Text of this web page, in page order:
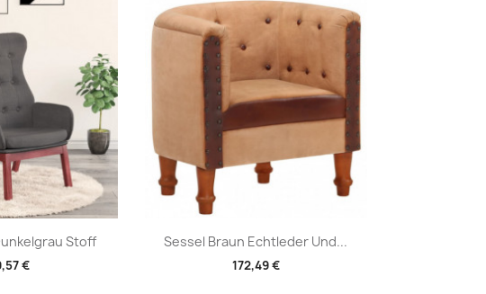
Stoff
€
Sessel Braun Echtleder Und...
172,49 €
Vorschau